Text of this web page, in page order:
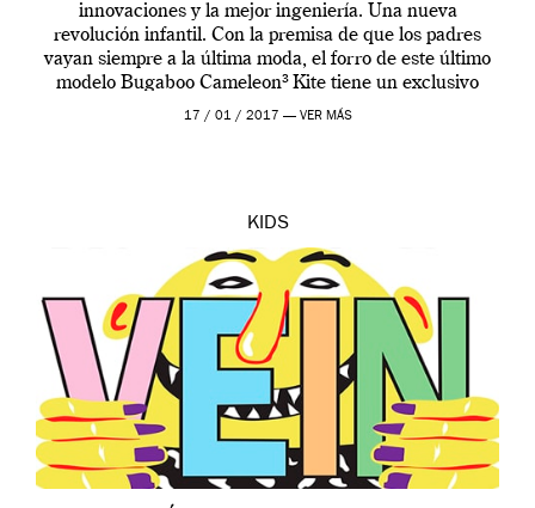
innovaciones y la mejor ingeniería. Una nueva
revolución infantil. Con la premisa de que los padres
vayan siempre a la última moda, el forro de este último
modelo Bugaboo Cameleon³ Kite tiene un exclusivo
estampado geométrico inspirado en […]
17 / 01 / 2017 — VER MÁS
KIDS